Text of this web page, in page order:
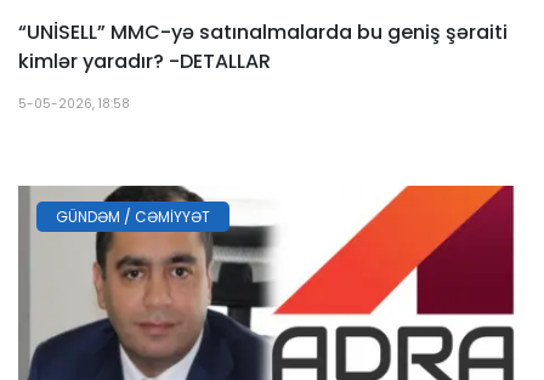
“UNİSELL” MMC-yə satınalmalarda bu geniş şəraiti
kimlər yaradır? -DETALLAR
5-05-2026, 18:58
GÜNDƏM / CƏMIYYƏT